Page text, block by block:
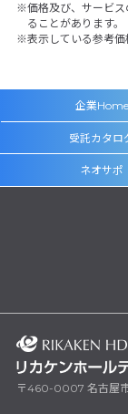
価格及び、サービ
ることがあります。
表示している参考価
企業Home
受託カタロ
ネオサポ
〒460-0007 名古屋